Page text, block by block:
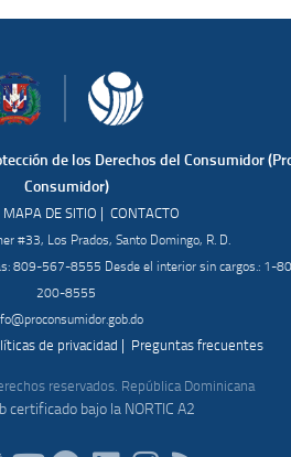
de los Derechos del Consumidor
Consumidor)
MAPA DE SITIO | CONTACTO
#33, Los Prados, Santo Domingo, R. D.
809-567-8555 Desde el interior sin cargos.: 1-
200-8555
de privacidad | Preguntas frecuentes
reservados. República Dominicana
certificado bajo la NORTIC A2